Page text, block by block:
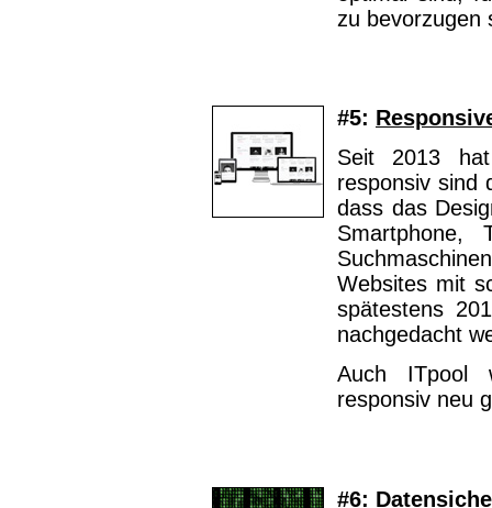
zu bevorzugen
#5:
Seit 2013
responsiv sind
dass das
Smartphone,
Websites mit
spätestens
nachgedacht
Auch ITpool
responsiv neu
#6: